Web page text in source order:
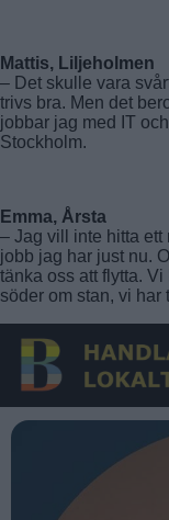
Mattis, Liljeholmen
– Det skulle vara
trivs bra. Men det
jobbar jag med IT
Stockholm.
Emma, Årsta
– Jag vill inte hitta ett
jobb jag har just nu.
tänka oss att flytta.
söder om stan, vi har